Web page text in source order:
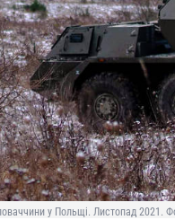
у Польщі. Листопад 2021.